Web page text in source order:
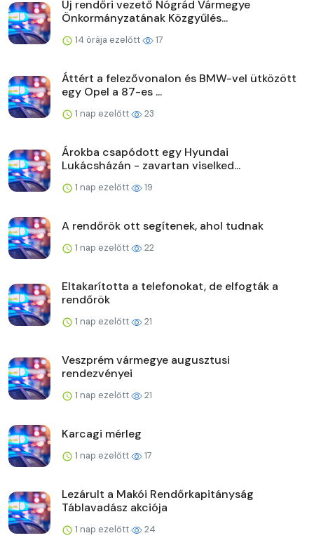
Új rendőri vezető Nógrád Vármegye
Önkormányzatának Közgyűlés...
14 órája ezelőtt 17
Áttért a felezővonalon és BMW-vel ütközött
egy Opel a 87-es ...
1 nap ezelőtt 23
Árokba csapódott egy Hyundai
Lukácsházán - zavartan viselked...
1 nap ezelőtt 19
A rendőrök ott segítenek, ahol tudnak
1 nap ezelőtt 22
Eltakarította a telefonokat, de elfogták a
rendőrök
1 nap ezelőtt 21
Veszprém vármegye augusztusi
rendezvényei
1 nap ezelőtt 21
Karcagi mérleg
1 nap ezelőtt 17
Lezárult a Makói Rendőrkapitányság
Táblavadász akciója
1 nap ezelőtt 24